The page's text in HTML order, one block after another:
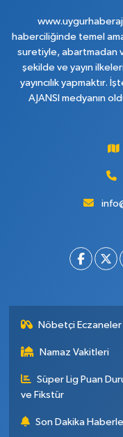
haberciliğinde temel
suretiyle, abartmadan
şekilde ve yayın
yayıncılık yapmaktır.
AJANSI medyanın
Nöbetçi Eczaneler
Namaz Vakitleri
Süper Lig Puan
ve Fikstür
Son Dakika